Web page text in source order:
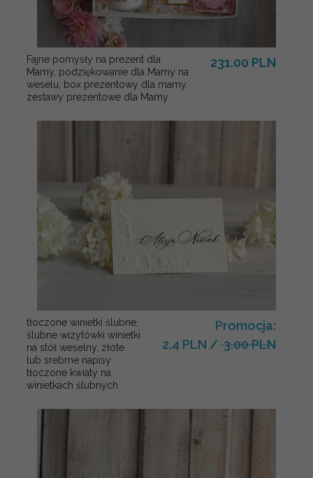
Fajne pomysły na prezent dla
Mamy, podziękowanie dla Mamy na
weselu, box prezentowy dla mamy,
zestawy prezentowe dla Mamy
231.00 PLN
tłoczone winietki ślubne,
ślubne wizytówki winietki
na stół weselny, złote
lub srebrne napisy
tłoczone kwiaty na
winietkach ślubnych
Promocja:
2.4 PLN / 3.00 PLN